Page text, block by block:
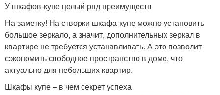
У шкафов-купе целый ряд преимуществ
На заметку! На створки шкафа-купе можно установить
большое зеркало, а значит, дополнительных зеркал в
квартире не требуется устанавливать. А это позволит
сэкономить свободное пространство в доме, что
актуально для небольших квартир.
Шкафы купе – в чем секрет успеха